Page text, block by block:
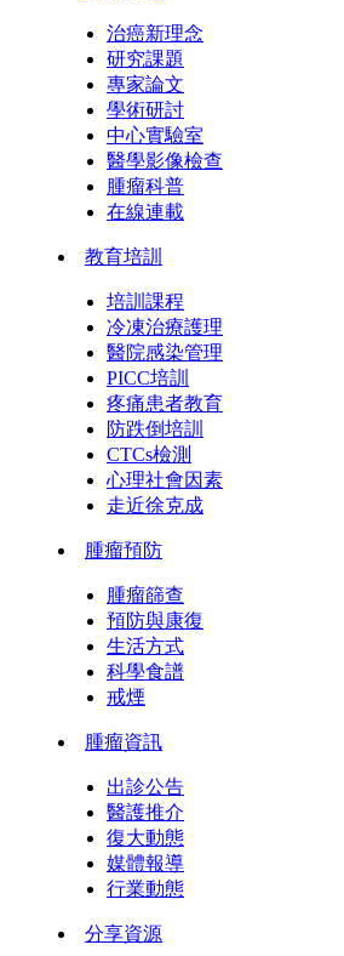
治癌新理念
研究課題
專家論文
學術研討
中心實驗室
醫學影像檢查
腫瘤科普
在線連載
教育培訓
培訓課程
冷凍治療護理
醫院感染管理
PICC培訓
疼痛患者教育
防跌倒培訓
CTCs檢測
心理社會因素
走近徐克成
腫瘤預防
腫瘤篩查
預防與康復
生活方式
科學食譜
戒煙
腫瘤資訊
出診公告
醫護推介
復大動態
媒體報導
行業動態
分享資源